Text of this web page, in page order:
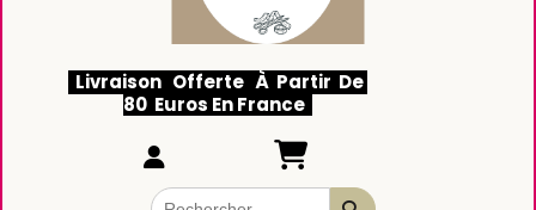
Livraison Offerte À Partir De
80 Euros En France